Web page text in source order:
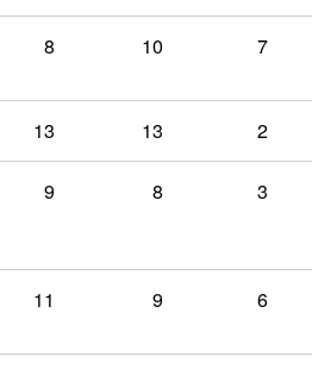
8 10 7
13 13 2
9 8 3
11 9 6